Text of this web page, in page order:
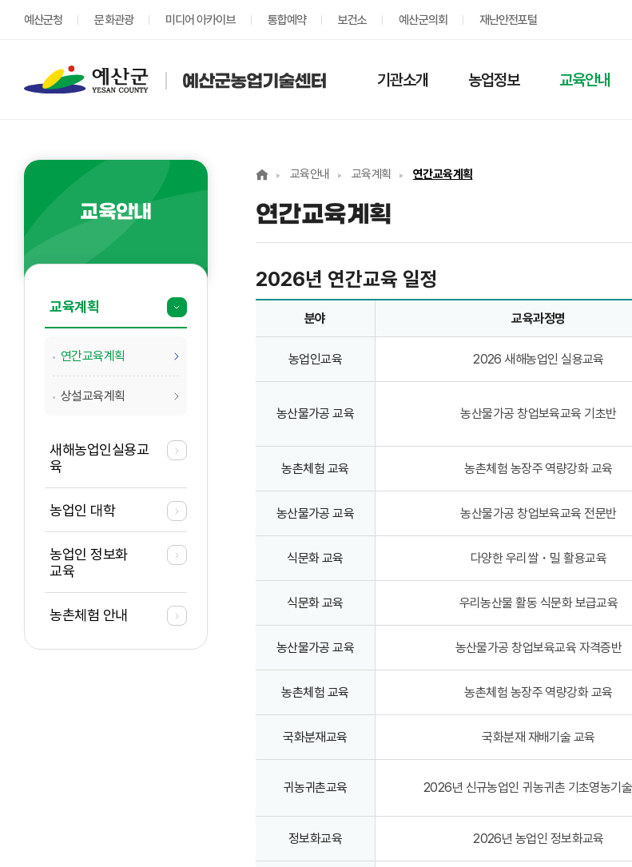
예산군청 문화관광 미디어 아카이브 통합예약 보건소 예산군의회 재난안전포털
기관소개 농업정보 교육안내
교육안내
교육계획
연간교육계획
상설교육계획
새해농업인실용교
육
농업인 대학
농업인 정보화
교육
농촌체험 안내
교육안내 교육계획 연간교육계획
연간교육계획
2026년 연간교육 일정
2026년 연간교육 일정 - 분야, 교육과정명, 교육횟수, 계획인원(명), 교육일정, 비고 정보제공
분야 교육과정명
농업인교육 2026 새해농업인 실용교육
농산물가공 교육 농산물가공 창업보육교육 기초반
농촌체험 교육 농촌체험 농장주 역량강화 교육
농산물가공 교육 농산물가공 창업보육교육 전문반
식문화 교육 다양한 우리쌀・밀 활용교육
식문화 교육 우리농산물 활동 식문화 보급교육
농산물가공 교육 농산물가공 창업보육교육 자격증반
농촌체험 교육 농촌체험 농장주 역량강화 교육
국화분재교육 국화분재 재배기술 교육
귀농귀촌교육 2026년 신규농업인 귀농귀촌 기초영농기
정보화교육 2026년 농업인 정보화교육